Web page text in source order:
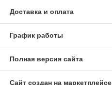
Доставка и оплата
График работы
Полная версия сайта
Сайт создан на маркетплейсе